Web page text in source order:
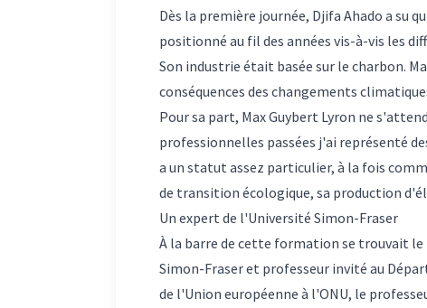
Dès la première journée, Djifa Ahado a su
positionné au fil des années vis-à-vis les
Son industrie était basée sur le charbon.
conséquences des changements
Pour sa part, Max Guybert Lyron ne
professionnelles passées j'ai représenté
a un statut assez particulier, à la fois
de transition écologique, sa production
Un expert de l'Université Simon-Fraser
À la barre de cette formation se trouvait
Simon-Fraser et professeur invité au
de l'Union européenne à l'ONU, le